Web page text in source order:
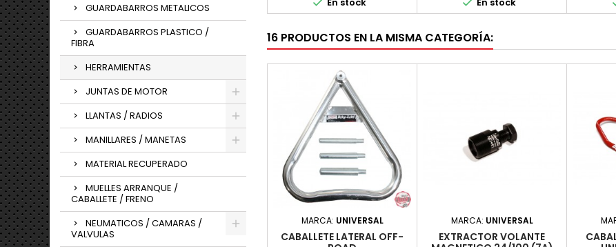
GUARDABARROS METALICOS
GUARDABARROS PLASTICO /
FIBRA
HERRAMIENTAS
JUNTAS DE MOTOR
LLANTAS / RADIOS
MANILLARES / MANETAS
MATERIAL RECUPERADO
MUELLES ARRANQUE /
CABALLETE / FRENO
NEUMATICOS / CAMARAS /
VALVULAS
16 PRODUCTOS EN LA MISMA CATEGORÍA:
MARCA: UNIVERSAL
CABALLETE LATERAL OFF-
MARCA: UNIVERSAL
EXTRACTOR VOLANTE